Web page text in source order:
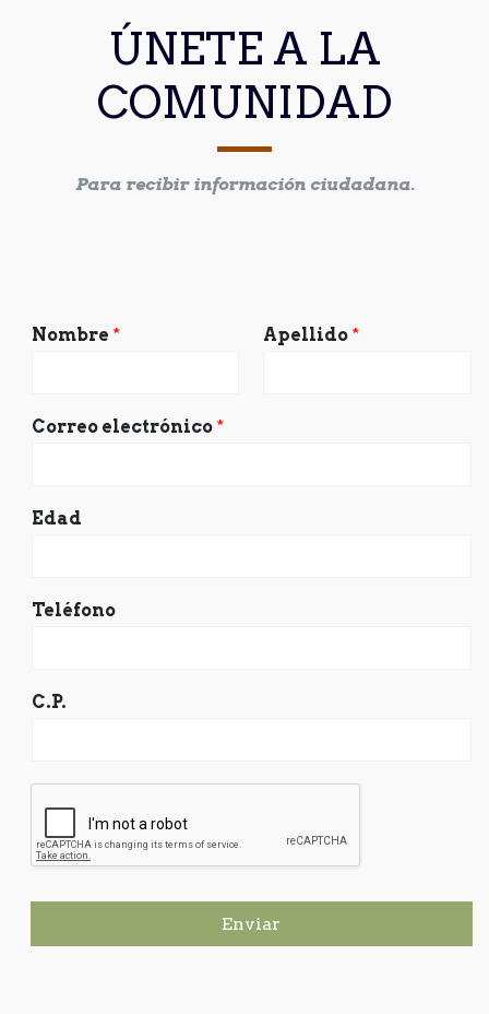
ÚNETE A LA
COMUNIDAD
Para recibir información ciudadana.
Nombre * Apellido *
Correo electrónico *
Edad
Teléfono
C.P.
Enviar